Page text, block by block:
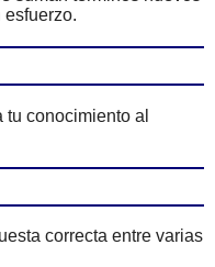
conocimiento al
correcta entre varias